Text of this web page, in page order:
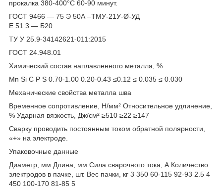
прокалка 380-400°С 60-90 минут.
ГОСТ 9466 — 75 Э 50А –ТМУ-21У-Ø-УД
Е 51 3 — Б20
ТУ У 25.9-34142621-011:2015
ГОСТ 24.948.01
Химический состав наплавленного металла, %
Mn Si C P S 0.70-1.00 0.20-0.43 ≤0.12 ≤ 0.035 ≤ 0.030
Механические свойства металла шва
Временное сопротивление, Н/мм² Относительное удлинение,
% Ударная вязкость, Дж/см² ≥510 ≥22 ≥147
Сварку проводить постоянным током обратной полярности,
«+» на электроде.
Упаковочные данные
Диаметр, мм Длина, мм Сила сварочного тока, А Количество
электродов в пачке, шт. Вес пачки, кг 3 350 60-115 92-93 2.5 4
450 100-170 81-85 5